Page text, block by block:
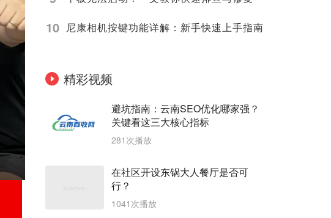
10 尼康相机按键功能详解：新手快速上手指南
精彩视频
避坑指南：云南SEO优化哪家强？
关键看这三大核心指标
281次播放
在社区开设东锅大人餐厅是否可
行？
1041次播放